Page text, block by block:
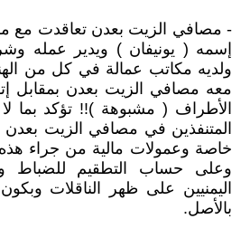
- مصافي الزيت بعدن تعاقدت مع
إسمه ( يونيفان ) ويدير عمله
ولديه مكاتب عمالة في كل من
معه مصافي الزيت بعدن بمقابل
الأطراف ( مشبوهة )!! تؤكد بما
المتنفذين في مصافي الزيت بعدن
خاصة وعمولات مالية من جراء
وعلى حساب التطقيم للضباط
اليمنيين على ظهر الناقلات
بالأصل.